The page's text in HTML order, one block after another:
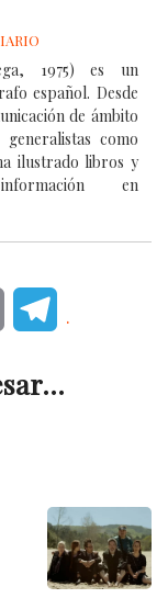
1975) es un
español. Desde
de ámbito
como
ilustrado libros y
en
Email .